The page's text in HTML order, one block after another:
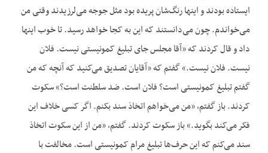
ایستاده بودند و اینها رنگ‌شان پریده بود مثل جوجه می‌لرزیدند وقتی من
می‌خواندم. چون می‌دانستند که این به کجا خواهد رسید. تا خوب اینها
داد و قال کردند که «آقا مجلس جای تبلیغ کمونیستی نیست. فلان
نیست. فلان نیست.» گفتم که «آقایان تصدیق می‌کنید که آنچه که من
گفتم تبلیغ کمونیستی است؟ فلان است. ضد سلطنت است؟» سکوت
کردند. باز گفتم، «من می‌خواهم اتخاذ سند بکنم. اگر کسی خلاف این
فکر می‌کند بگوید.» باز سکوت کردند. گفتم، «من از این سکوت اتخاذ
سند می‌کنم که این حرف‌ها تبلیغ مرام کمونیستی است. مخالفت با